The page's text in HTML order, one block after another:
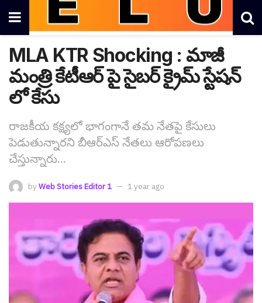
MLA KTR Shocking : మాజీ
మంత్రి కేటీఆర్ పై సైబర్ క్రైమ్ స్టేషన్
లో కేసు
రాజకీయ కక్ష్యలో భాగంగానే తమ నేతపై కేసులు
పెడుతున్నారని బీఆర్ఎస్ నేతలు ఆరోపణలు
చేస్తున్నారు...
by Web Stories Editor 1 1 year ago